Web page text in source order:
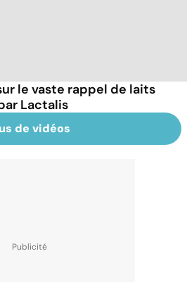
le vaste rappel de laits
Lactalis
de vidéos